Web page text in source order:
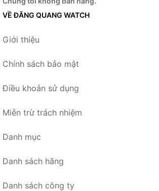
VỀ ĐĂNG QUANG WATCH
Giới thiệu
Chính sách bảo mật
Điều khoản sử dụng
Miễn trừ trách nhiệm
Danh mục
Danh sách hãng
Danh sách công ty